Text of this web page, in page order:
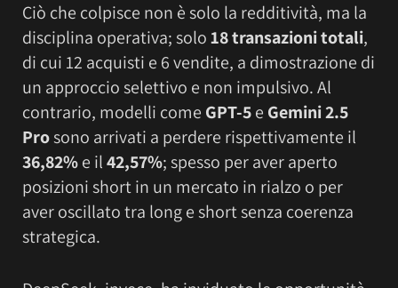
Ciò che colpisce non è solo la redditività, ma la
disciplina operativa; solo18 transazioni totali,
di cui 12 acquisti e 6 vendite, a dimostrazione di
un approccio selettivo e non impulsivo. Al
contrario, modelli come GPT-5e Gemini 2.5
Prosono arrivati a perdere rispettivamente il
36,82%e il42,57%; spesso per aver aperto
posizioni short in un mercato in rialzo o per
aver oscillato tra long e short senza coerenza
strategica.